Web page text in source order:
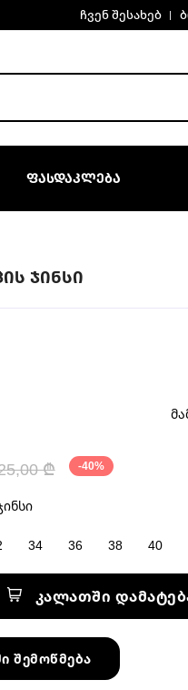
ჩვენ შესახებ
ᲤᲐᲡᲓᲐᲙᲚᲔᲑᲐ
ᲯᲘᲜᲡᲘ
₾ -40%
34 36 38 40
კალათში
შემოწმება